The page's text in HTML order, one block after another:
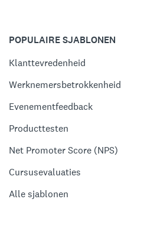
POPULAIRE SJABLONEN
Klanttevredenheid
Werknemersbetrokkenheid
Evenementfeedback
Producttesten
Net Promoter Score (NPS)
Cursusevaluaties
Alle sjablonen